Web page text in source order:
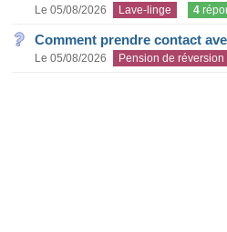
Le 05/08/2026 Lave-linge 4
Comment prendre contact
Le 05/08/2026 Pension de réversion